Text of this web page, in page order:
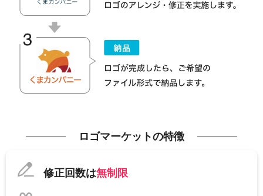
ロゴマーケットの特徴
修正回数は無制限